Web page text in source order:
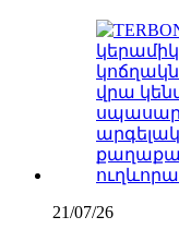
21/07/26